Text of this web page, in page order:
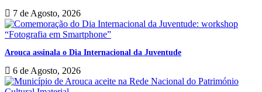
7 de Agosto, 2026
Arouca assinala o Dia Internacional da Juventude
6 de Agosto, 2026